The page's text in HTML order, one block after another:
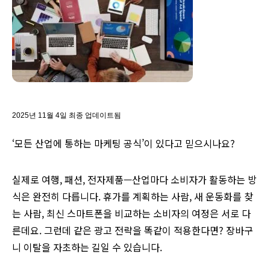
2025년 11월 4일 최종 업데이트됨
‘모든 산업에 통하는 마케팅 공식’이 있다고 믿으시나요?
실제로 여행, 패션, 전자제품—산업마다 소비자가 활동하는 방
식은 완전히 다릅니다. 휴가를 계획하는 사람, 새 운동화를 찾
는 사람, 최신 스마트폰을 비교하는 소비자의 여정은 서로 다
른데요. 그런데 같은 광고 전략을 똑같이 적용한다면? 장바구
니 이탈을 자초하는 길일 수 있습니다.